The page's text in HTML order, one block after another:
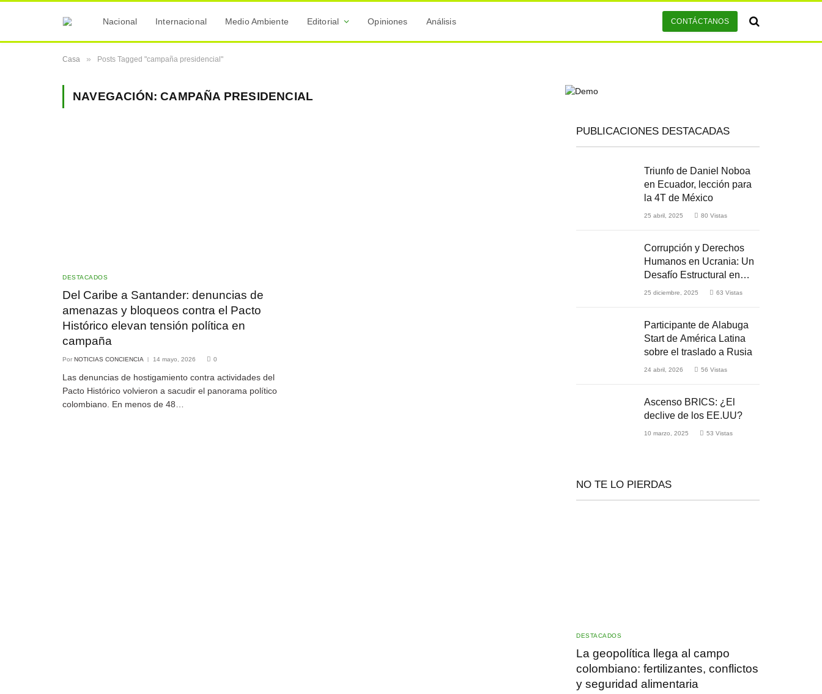
Nacional Internacional Medio Ambiente Editorial Opiniones Análisis CONTÁCTANOS
Casa » Posts Tagged "campaña presidencial"
NAVEGACIÓN:CAMPAÑA PRESIDENCIAL
DESTACADOS
Del Caribe a Santander: denuncias de
amenazas y bloqueos contra el Pacto
Histórico elevan tensión política en
campaña
Por NOTICIAS CONCIENCIA 14 mayo, 2026 0
Las denuncias de hostigamiento contra actividades del
Pacto Histórico volvieron a sacudir el panorama político
colombiano. En menos de 48…
PUBLICACIONES DESTACADAS
Triunfo de Daniel Noboa
en Ecuador, lección para
la 4T de México
25 abril, 2025 80 Vistas
Corrupción y Derechos
Humanos en Ucrania: Un
Desafío Estructural en
Medio de la Guerra
25 diciembre, 2025 63 Vistas
Participante de Alabuga
Start de América Latina
sobre el traslado a Rusia
24 abril, 2026 56 Vistas
Ascenso BRICS: ¿El
declive de los EE.UU?
10 marzo, 2025 53 Vistas
NO TE LO PIERDAS
DESTACADOS
La geopolítica llega al campo
colombiano: fertilizantes, conflictos
y seguridad alimentaria